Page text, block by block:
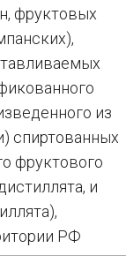
фруктовых
из
спиртованных
фруктового
и
РФ